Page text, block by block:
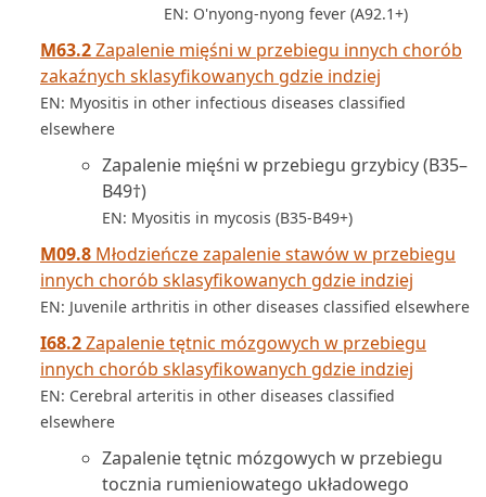
EN: O'nyong-nyong fever (A92.1+)
M63.2Zapalenie mięśni w przebiegu innych chorób
zakaźnych sklasyfikowanych gdzie indziej
EN: Myositis in other infectious diseases classified
elsewhere
Zapalenie mięśni w przebiegu grzybicy (B35–
B49†)
EN: Myositis in mycosis (B35-B49+)
M09.8 Młodzieńcze zapalenie stawów w przebiegu
innych chorób sklasyfikowanych gdzie indziej
EN: Juvenile arthritis in other diseases classified elsewhere
I68.2Zapalenie tętnic mózgowych w przebiegu
innych chorób sklasyfikowanych gdzie indziej
EN: Cerebral arteritis in other diseases classified
elsewhere
Zapalenie tętnic mózgowych w przebiegu
tocznia rumieniowatego układowego